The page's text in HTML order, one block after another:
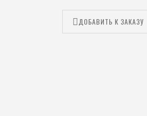
ДОБАВИТЬ К ЗАКАЗУ